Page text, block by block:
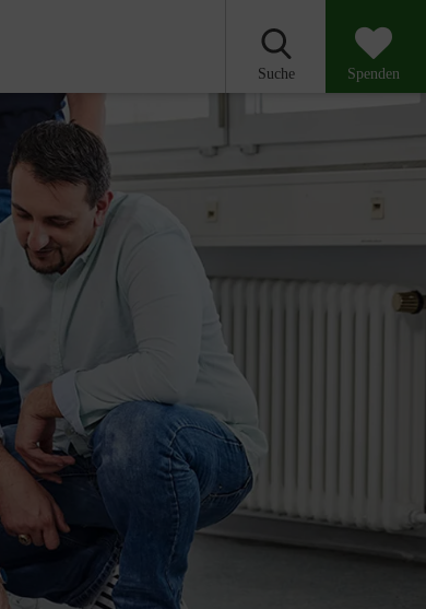
Suche Spenden